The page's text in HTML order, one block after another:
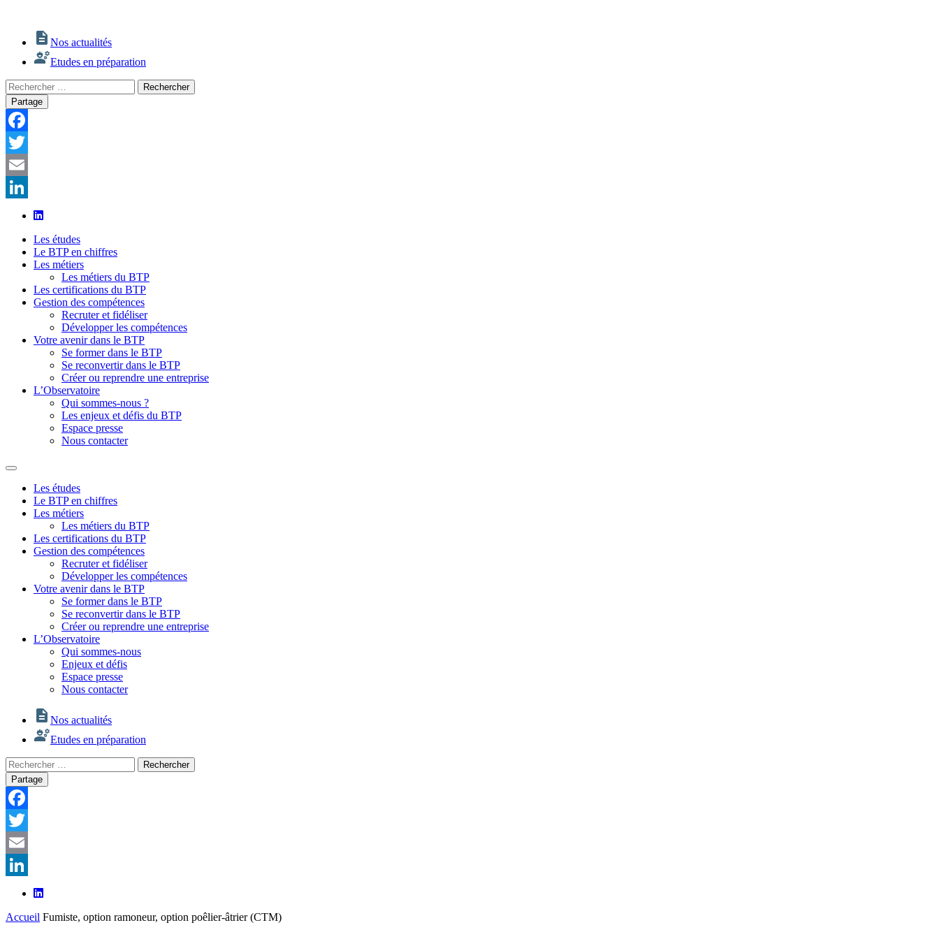
Nos actualités
Etudes en préparation
Rechercher
:
Rechercher
Partage
Facebook
Twitter
Email
LinkedIn
Les études
Le BTP en chiffres
Les métiers
Les métiers du BTP
Les certifications du BTP
Gestion des compétences
Recruter et fidéliser
Développer les compétences
Votre avenir dans le BTP
Se former dans le BTP
Se reconvertir dans le BTP
Créer ou reprendre une entreprise
L’Observatoire
Qui sommes-nous ?
Les enjeux et défis du BTP
Espace presse
Nous contacter
Les études
Le BTP en chiffres
Les métiers
Les métiers du BTP
Les certifications du BTP
Gestion des compétences
Recruter et fidéliser
Développer les compétences
Votre avenir dans le BTP
Se former dans le BTP
Se reconvertir dans le BTP
Créer ou reprendre une entreprise
L’Observatoire
Qui sommes-nous
Enjeux et défis
Espace presse
Nous contacter
Nos actualités
Etudes en préparation
Rechercher
:
Rechercher
Partage
Facebook
Twitter
Email
LinkedIn
Accueil Fumiste, option ramoneur, option poêlier-âtrier (CTM)